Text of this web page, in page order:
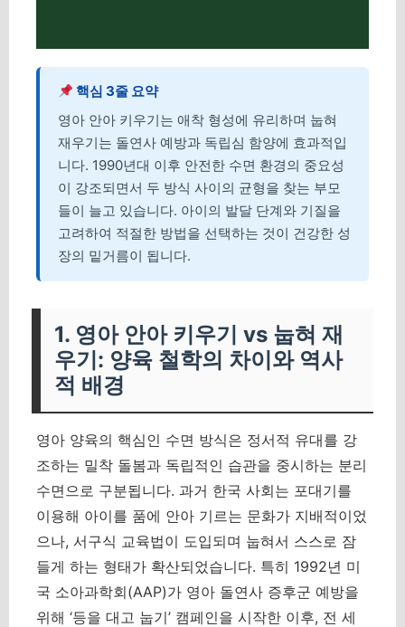
핵심 3줄 요약
영아 안아 키우기는 애착 형성에 유리하며 눕혀
재우기는 돌연사 예방과 독립심 함양에 효과적입
니다. 1990년대 이후 안전한 수면 환경의 중요성
이 강조되면서 두 방식 사이의 균형을 찾는 부모
들이 늘고 있습니다. 아이의 발달 단계와 기질을
고려하여 적절한 방법을 선택하는 것이 건강한 성
장의 밑거름이 됩니다.
1. 영아 안아 키우기 vs 눕혀 재
우기: 양육 철학의 차이와 역사
적 배경
영아 양육의 핵심인 수면 방식은 정서적 유대를 강
조하는 밀착 돌봄과 독립적인 습관을 중시하는 분리
수면으로 구분됩니다. 과거 한국 사회는 포대기를
이용해 아이를 품에 안아 기르는 문화가 지배적이었
으나, 서구식 교육법이 도입되며 눕혀서 스스로 잠
들게 하는 형태가 확산되었습니다. 특히 1992년 미
국 소아과학회(AAP)가 영아 돌연사 증후군 예방을
위해 ‘등을 대고 눕기’ 캠페인을 시작한 이후, 전 세